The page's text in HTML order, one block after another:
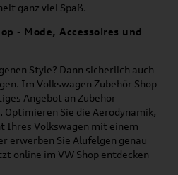
ganz viel Spaß.
- Mode, Accessoires und
Style? Dann sicherlich auch
Im Volkswagen Zubehör Shop
Angebot an Zubehör
Optimieren Sie die Aerodynamik,
Ihres Volkswagen mit einem
erwerben Sie Alufelgen genau
online im VW Shop entdecken